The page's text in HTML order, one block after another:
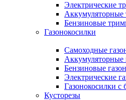
Электрические
Бензиновые
Газонокосилки
Самоходные
Аккумуляторные
Бензиновые
Электрические
Газонокосилки
Кусторезы